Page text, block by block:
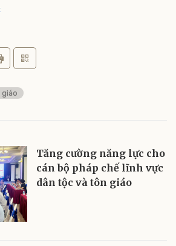
giáo
Tăng cường năng lực cho
cán bộ pháp chế lĩnh vực
dân tộc và tôn giáo